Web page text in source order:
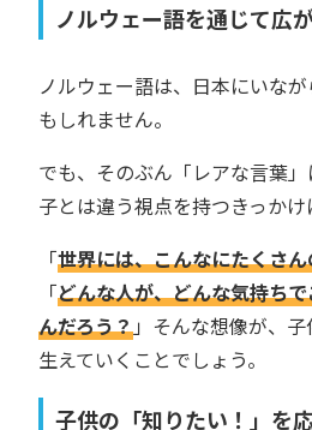
ノルウェー語を通じて広
ノルウェー語は、日本にいな
もしれません。
でも、そのぶん「レアな言葉
子とは違う視点を持つきっかけ
「世界には、こんなにたくさ
「どんな人が、どんな気持ち
んだろう？」そんな想像が、
生えていくことでしょう。
子供の「知りたい！」を